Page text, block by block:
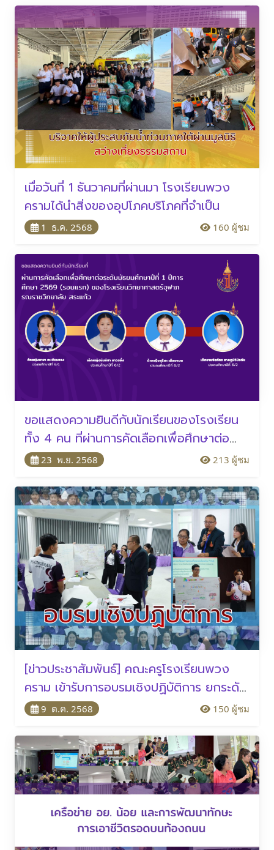
เมื่อวันที่ 1 ธันวาคมที่ผ่านมา โรงเรียนพวง
ครามได้นำสิ่งของอุปโภคบริโภคที่จำเป็น
1 ธ.ค. 2568 160 ผู้ชม
ขอแสดงความยินดีกับนักเรียนของโรงเรียน
ทั้ง 4 คน ที่ผ่านการคัดเลือกเพื่อศึกษาต่อ
ระดับมัธยมศึกษาปีที่ 1 ปีการศึกษา 2569
23 พ.ย. 2568 213 ผู้ชม
[ข่าวประชาสัมพันธ์] คณะครูโรงเรียนพวง
คราม เข้ารับการอบรมเชิงปฏิบัติการ ยกระดับ
การสอนสู่มาตรฐาน PISA
9 ต.ค. 2568 150 ผู้ชม